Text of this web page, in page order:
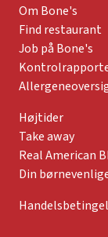
Om Bone's
Find restaurant
Job på Bone's
Højtider
Take away
Real American
Din